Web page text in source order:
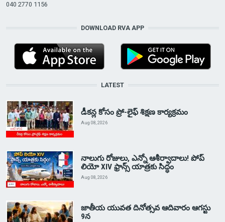
040 2770 1156
DOWNLOAD RVA APP
LATEST
డీకన్ల కోసం ప్రో-లైఫ్ శిక్షణ కార్యక్రమం
Aug 08, 2026
నాలుగు రోజులు, ఎన్నో ఆశీర్వాదాలు! పోప్
లియో XIV ఫ్రాన్స్ యాత్రకు సిద్ధం
Aug 08, 2026
జాతీయ యువత దినోత్సవ ఆదివారం ఆగస్టు
9న